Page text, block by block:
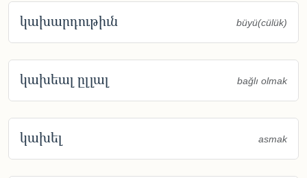
կախարդութիւն büyü(cülük)
կախեալ ըլլալ bağlı olmak
կախել asmak